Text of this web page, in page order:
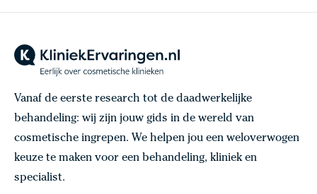
Vanaf de eerste research tot de daadwerkelijke
behandeling: wij zijn jouw gids in de wereld van
cosmetische ingrepen. We helpen jou een weloverwogen
keuze te maken voor een behandeling, kliniek en
specialist.